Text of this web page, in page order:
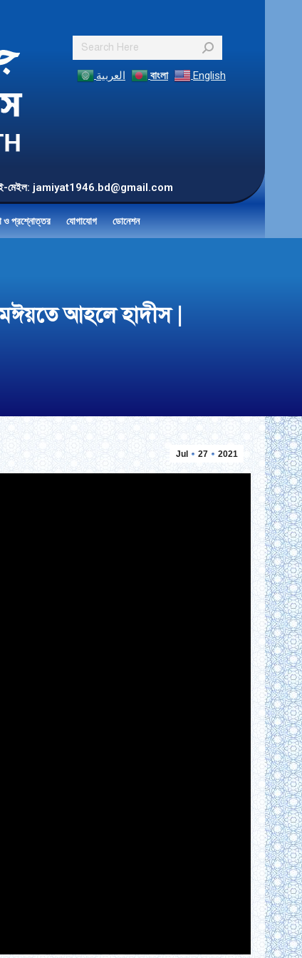
Search:
العربية বাংলা English
|| ই-মেইল: jamiyat1946.bd@gmail.com
ও প্রশ্নোত্তর যোগাযোগ ডোনেশন
আহলে হাদীস |
Jul 27 2021